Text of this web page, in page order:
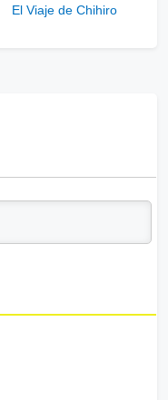
El Viaje de Chihiro